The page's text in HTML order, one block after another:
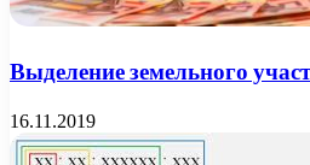
Выделение земельного
16.11.2019